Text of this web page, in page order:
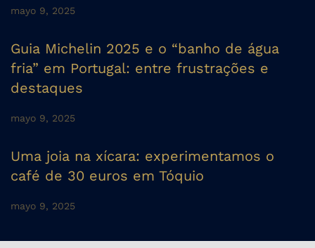
mayo 9, 2025
Guia Michelin 2025 e o “banho de água
fria” em Portugal: entre frustrações e
destaques
mayo 9, 2025
Uma joia na xícara: experimentamos o
café de 30 euros em Tóquio
mayo 9, 2025